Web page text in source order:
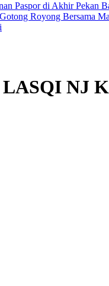
Paspor di Akhir Pekan
Royong Bersama
NJ